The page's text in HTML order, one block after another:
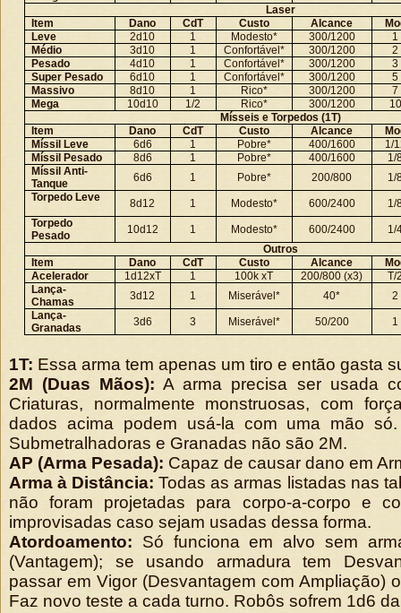
Laser
Item
Dano CdT Custo Alcance
Leve
2d10 1 Modesto* 300/1200
1
Médio
3d10 1 Confortável* 300/1200
2
Pesado
4d10 1 Confortável* 300/1200
3
Super Pesado
6d10 1 Confortável* 300/1200
5
Massivo
8d10 1 Rico* 300/1200
7
Mega
10d10 1/2 Rico* 300/1200
10
Mísseis e Torpedos (1T)
Item
Dano CdT Custo Alcance
Míssil Leve
6d6 1 Pobre* 400/1600
1/
Míssil Pesado
8d6 1 Pobre* 400/1600
1/
Míssil Anti-
Tanque
6d6 1 Pobre* 200/800
1/
Torpedo Leve
8d12 1 Modesto* 600/2400
1/
Torpedo
Pesado
10d12 1 Modesto* 600/2400
1/
Outros
Item
Dano CdT Custo Alcance
Acelerador
1d12xT 1 100k xT 200/800 (x3)
T/
Lança-
Chamas
3d12 1 Miserável* 40*
2
Lança-
Granadas
3d6 3 Miserável* 50/200 1
1T: Essa arma tem apenas um tiro e então gasta
2M (Duas Mãos): A arma precisa ser usada
Criaturas, normalmente monstruosas, com
dados acima podem usá-la com uma mão só.
Submetralhadoras e Granadas não são 2M.
AP (Arma Pesada): Capaz de causar dano em
Arma à Distância: Todas as armas listadas nas
não foram projetadas para corpo-a-corpo e
improvisadas caso sejam usadas dessa forma.
Atordoamento: Só funciona em alvo sem
(Vantagem); se usando armadura tem
passar em Vigor (Desvantagem com Ampliação)
Faz novo teste a cada turno. Robôs sofrem 1d6